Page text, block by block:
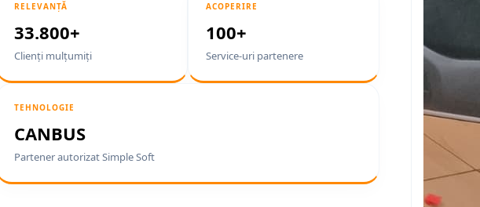
RELEVANȚĂ
33.800+
Clienți mulțumiți
ACOPERIRE
100+
Service-uri partenere
TEHNOLOGIE
CANBUS
Partener autorizat Simple Soft